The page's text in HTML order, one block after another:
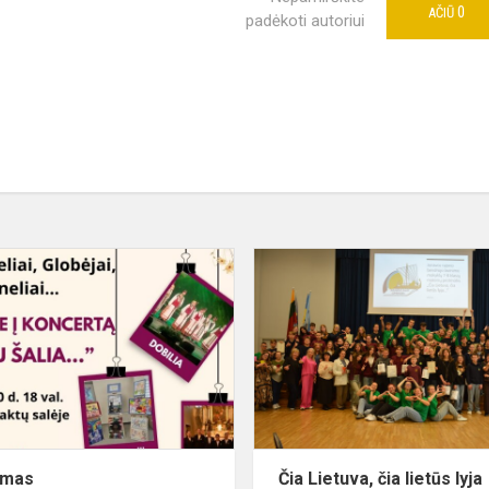
padėkoti autoriui
AČIŪ 0
Kvietimas
Čia Lietuva, čia lietūs lyja